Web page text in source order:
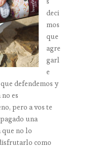
deci
mos
que
agre
garl
e
defendemos y
es
pero a vos te
una
que no lo
como